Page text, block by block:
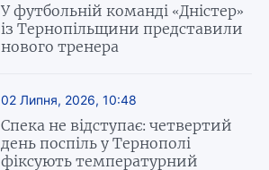
У футбольній команді «Дністер»
із Тернопільщини представили
нового тренера
02 Липня, 2026, 10:48
Спека не відступає: четвертий
день поспіль у Тернополі
фіксують температурний